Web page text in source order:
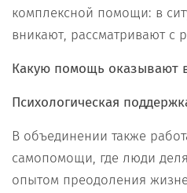
комплексной помощи: в
вникают, рассматривают с
Какую помощь оказывают
Психологическая
В объединении также
самопомощи, где люди
опытом преодоления